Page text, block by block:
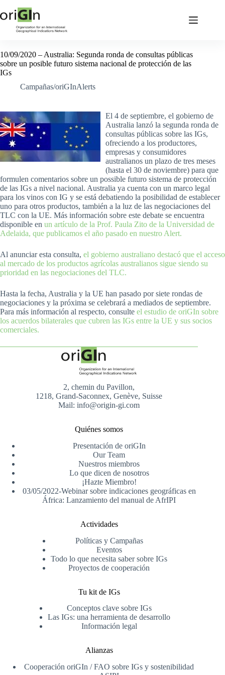
10/09/2020 – Australia: Segunda ronda de consultas públicas
sobre un posible futuro sistema nacional de protección de las
IGs
Campañas/oriGInAlerts
El 4 de septiembre, el gobierno de
Australia lanzó la segunda ronda de
consultas públicas sobre las IGs,
ofreciendo a los productores,
empresas y consumidores
australianos un plazo de tres meses
(hasta el 30 de noviembre) para que
formulen comentarios sobre un possible futuro sistema de protección
de las IGs a nivel nacional. Australia ya cuenta con un marco legal
para los vinos con IG y se está debatiendo la posibilidad de establecer
uno para otros productos, también a la luz de las negociaciones del
TLC con la UE. Más información sobre este debate se encuentra
disponible en un artículo de la Prof. Paula Zito de la Universidad de
Adelaida, que publicamos el año pasado en nuestro Alert.
Al anunciar esta consulta, el gobierno australiano destacó que el acceso
al mercado de los productos agrícolas australianos sigue siendo su
prioridad en las negociaciones del TLC.
Hasta la fecha, Australia y la UE han pasado por siete rondas de
negociaciones y la próxima se celebrará a mediados de septiembre.
Para más información al respecto, consulte el estudio de oriGIn sobre
los acuerdos bilaterales que cubren las IGs entre la UE y sus socios
comerciales.
2, chemin du Pavillon,
1218, Grand-Saconnex, Genève, Suisse
Mail: info@origin-gi.com
Quiénes somos
Presentación de oriGIn
Our Team
Nuestros miembros
Lo que dicen de nosotros
¡Hazte Miembro!
03/05/2022-Webinar sobre indicaciones geográficas en
África: Lanzamiento del manual de AfrIPI
Actividades
Políticas y Campañas
Eventos
Todo lo que necesita saber sobre IGs
Proyectos de cooperación
Tu kit de IGs
Conceptos clave sobre IGs
Las IGs: una herramienta de desarrollo
Información legal
Alianzas
Cooperación oriGIn / FAO sobre IGs y sostenibilidad